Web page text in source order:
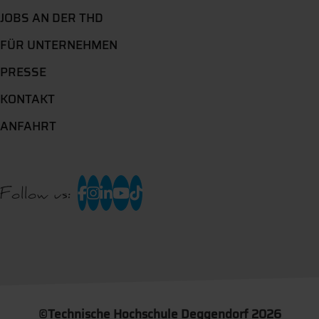
JOBS AN DER THD
FÜR UNTERNEHMEN
PRESSE
KONTAKT
ANFAHRT
Follow us:
©Technische Hochschule Deggendorf 2026